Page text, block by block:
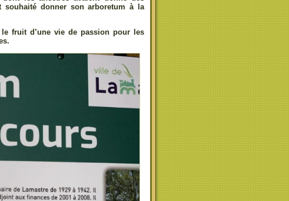
donner son arboretum à la
fruit d’une vie de passion pour les